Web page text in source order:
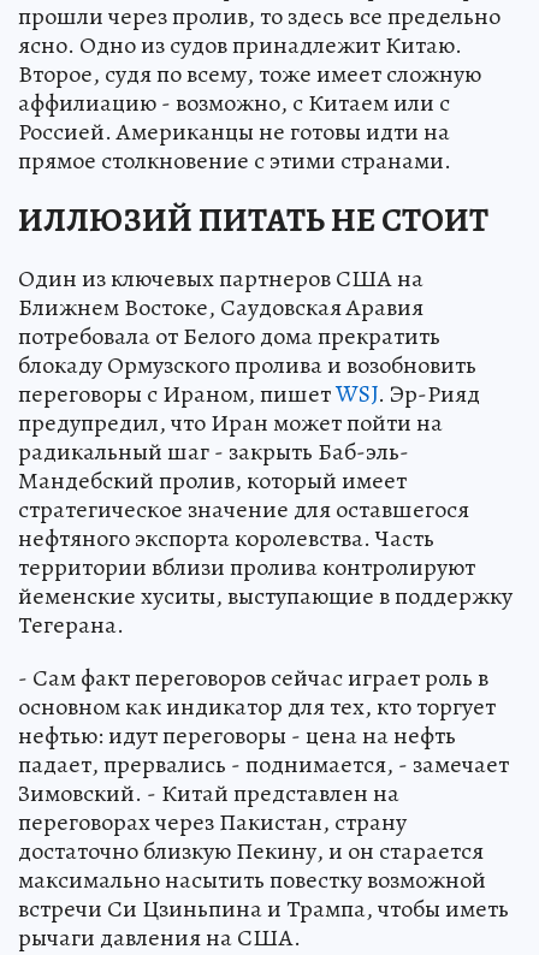
прошли через пролив, то здесь все предельно
ясно. Одно из судов принадлежит Китаю.
Второе, судя по всему, тоже имеет сложную
аффилиацию - возможно, с Китаем или с
Россией. Американцы не готовы идти на
прямое столкновение с этими странами.
ИЛЛЮЗИЙ ПИТАТЬ НЕ СТОИТ
Один из ключевых партнеров США на
Ближнем Востоке, Саудовская Аравия
потребовала от Белого дома прекратить
блокаду Ормузского пролива и возобновить
переговоры с Ираном, пишетWSJ. Эр-Рияд
предупредил, что Иран может пойти на
радикальный шаг - закрыть Баб-эль-
Мандебский пролив, который имеет
стратегическое значение для оставшегося
нефтяного экспорта королевства. Часть
территории вблизи пролива контролируют
йеменские хуситы, выступающие в поддержку
Тегерана.
- Сам факт переговоров сейчас играет роль в
основном как индикатор для тех, кто торгует
нефтью: идут переговоры - цена на нефть
падает, прервались - поднимается, - замечает
Зимовский. - Китай представлен на
переговорах через Пакистан, страну
достаточно близкую Пекину, и он старается
максимально насытить повестку возможной
встречи Си Цзиньпина и Трампа, чтобы иметь
рычаги давления на США.